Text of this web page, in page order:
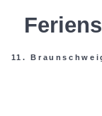
11.